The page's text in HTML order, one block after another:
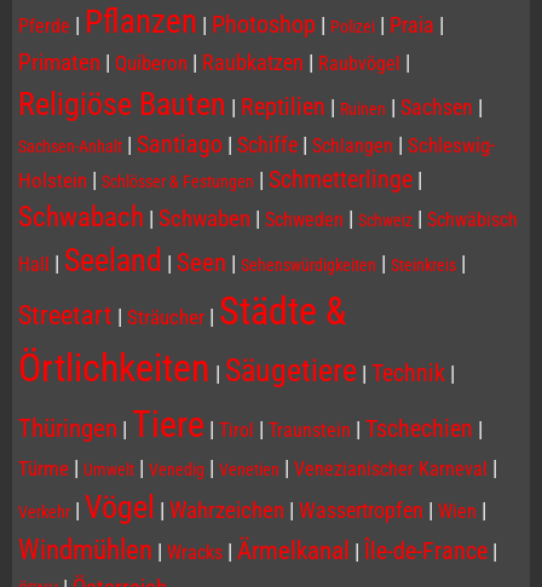
Pferde | Pflanzen | Photoshop | Polizei | Praia |
Primaten | Quiberon | Raubkatzen | Raubvögel |
Religiöse Bauten | Reptilien | Ruinen | Sachsen |
Sachsen-Anhalt | Santiago | Schiffe | Schlangen | Schleswig-
Holstein | Schlösser & Festungen | Schmetterlinge |
Schwabach | Schwaben | Schweden | Schweiz | Schwäbisch
Hall | Seeland | Seen | Sehenswürdigkeiten | Steinkreis |
Streetart | Sträucher | Städte &
Örtlichkeiten | Säugetiere | Technik |
Thüringen | Tiere | Tirol | Traunstein | Tschechien |
Türme | Umwelt | Venedig | Venetien | Venezianischer Karneval |
Verkehr | Vögel | Wahrzeichen | Wassertropfen | Wien |
Windmühlen | Wracks | Ärmelkanal | Île-de-France |